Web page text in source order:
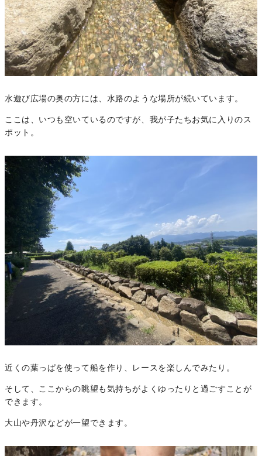
水遊び広場の奥の方には、水路のような場所が続いています。
ここは、いつも空いているのですが、我が子たちお気に入りのス
ポット。
近くの葉っぱを使って船を作り、レースを楽しんでみたり。
そして、ここからの眺望も気持ちがよくゆったりと過ごすことが
できます。
大山や丹沢などが一望できます。